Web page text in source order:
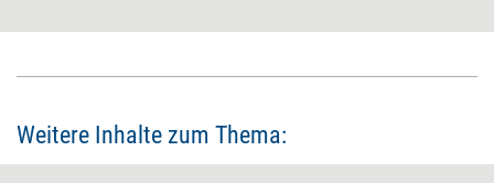
Weitere Inhalte zum Thema: